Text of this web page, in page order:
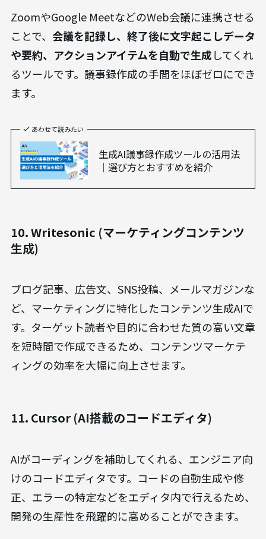
ZoomやGoogle MeetなどのWeb会議に連携させる
ことで、 会議を記録し、終了後に文字起こしデータ
や要約、アクションアイテムを自動で生成してくれ
るツールです。議事録作成の手間をほぼゼロにでき
ます。
あわせて読みたい
生成AI議事録作成ツールの活用法
｜選び方とおすすめを紹介
10. Writesonic (マーケティングコンテンツ
生成)
ブログ記事、広告文、SNS投稿、メールマガジンな
ど、マーケティングに特化したコンテンツ生成AIで
す。ターゲット読者や目的に合わせた質の高い文章
を短時間で作成できるため、コンテンツマーケテ
ィングの効率を大幅に向上させます。
11. Cursor (AI搭載のコードエディタ)
AIがコーディングを補助してくれる、エンジニア向
けのコードエディタです。コードの自動生成や修
正、エラーの特定などをエディタ内で行えるため、
開発の生産性を飛躍的に高めることができます。